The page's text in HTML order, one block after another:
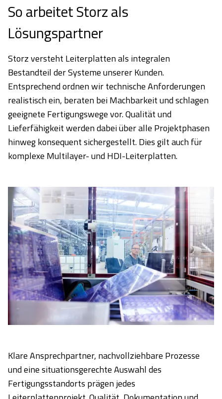
So arbeitet Storz als
Lösungspartner
Storz versteht Leiterplatten als integralen
Bestandteil der Systeme unserer Kunden.
Entsprechend ordnen wir technische Anforderungen
realistisch ein, beraten bei Machbarkeit und schlagen
geeignete Fertigungswege vor. Qualität und
Lieferfähigkeit werden dabei über alle Projektphasen
hinweg konsequent sichergestellt. Dies gilt auch für
komplexe Multilayer- und HDI-Leiterplatten.
Klare Ansprechpartner, nachvollziehbare Prozesse
und eine situationsgerechte Auswahl des
Fertigungsstandorts prägen jedes